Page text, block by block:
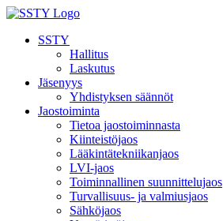
Skip
contentSSTY
Hallitus
Laskutus
Jäsenyys
Yhdistyksen säännöt
Jaostoiminta
Tietoa jaostoiminnasta
Kiinteistöjaos
Lääkintätekniikanjaos
LVI-jaos
Toiminnallinen suunnittelujaos
Turvallisuus- ja valmiusjaos
Sähköjaos